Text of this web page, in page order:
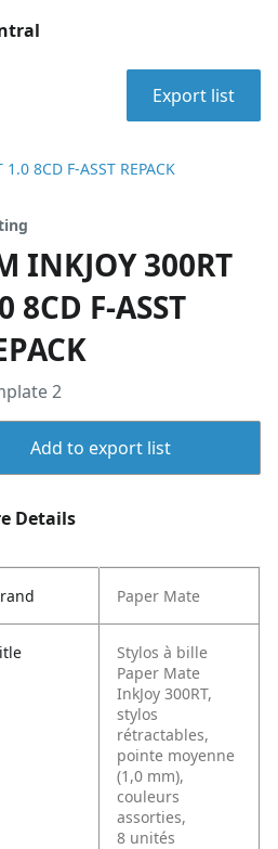
Export list
8CD F-ASST REPACK
INKJOY 300RT
8CD F-ASST
2
Add to export list
Details
Paper Mate
Stylos à bille
Paper Mate
InkJoy 300RT,
stylos
rétractables,
pointe moyenne
(1,0 mm),
couleurs
assorties,
8 unités